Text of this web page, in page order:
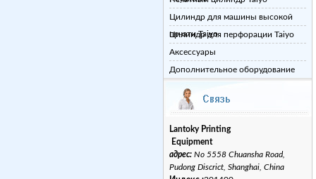
Цилиндр для машины высокой
печати Taiyo
Цилиндр для перфорации Taiyo
Аксессуары
Дополнительное оборудование
Lantoky Printing
Equipment
адрес: No 5558 Chuansha Road,
Pudong Discrict, Shanghai, China